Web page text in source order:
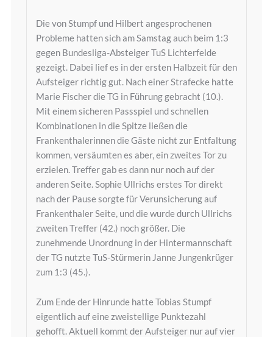
Die von Stumpf und Hilbert angesprochenen
Probleme hatten sich am Samstag auch beim 1:3
gegen Bundesliga-Absteiger TuS Lichterfelde
gezeigt. Dabei lief es in der ersten Halbzeit für den
Aufsteiger richtig gut. Nach einer Strafecke hatte
Marie Fischer die TG in Führung gebracht (10.).
Mit einem sicheren Passspiel und schnellen
Kombinationen in die Spitze ließen die
Frankenthalerinnen die Gäste nicht zur Entfaltung
kommen, versäumten es aber, ein zweites Tor zu
erzielen. Treffer gab es dann nur noch auf der
anderen Seite. Sophie Ullrichs erstes Tor direkt
nach der Pause sorgte für Verunsicherung auf
Frankenthaler Seite, und die wurde durch Ullrichs
zweiten Treffer (42.) noch größer. Die
zunehmende Unordnung in der Hintermannschaft
der TG nutzte TuS-Stürmerin Janne Jungenkrüger
zum 1:3 (45.).
Zum Ende der Hinrunde hatte Tobias Stumpf
eigentlich auf eine zweistellige Punktezahl
gehofft. Aktuell kommt der Aufsteiger nur auf vier